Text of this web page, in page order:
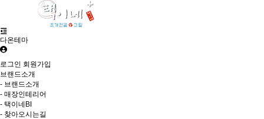
다온테마
로그인 회원가입
브랜드소개
- 브랜드소개
- 매장인테리어
- 택이네BI
- 찾아오시는길